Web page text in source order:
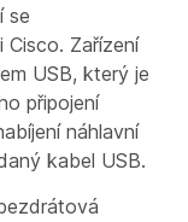
se
Zařízení
USB, který je
připojení
náhlavní
kabel USB.